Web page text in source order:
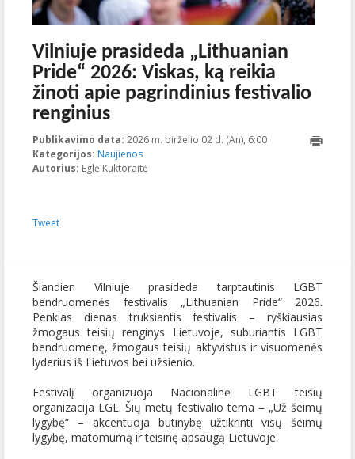
Vilniuje prasideda „Lithuanian
Pride“ 2026: Viskas, ką reikia
žinoti apie pagrindinius festivalio
renginius
Publikavimo data: 2026 m. birželio 02 d. (An), 6:00
Kategorijos: Naujienos
Autorius: Eglė Kuktoraitė
Tweet
Šiandien Vilniuje prasideda tarptautinis LGBT
bendruomenės festivalis „Lithuanian Pride“ 2026.
Penkias dienas truksiantis festivalis – ryškiausias
žmogaus teisių renginys Lietuvoje, suburiantis LGBT
bendruomenę, žmogaus teisių aktyvistus ir visuomenės
lyderius iš Lietuvos bei užsienio.
Festivalį organizuoja Nacionalinė LGBT teisių
organizacija LGL. Šių metų festivalio tema – „Už šeimų
lygybę“ – akcentuoja būtinybę užtikrinti visų šeimų
lygybę, matomumą ir teisinę apsaugą Lietuvoje.